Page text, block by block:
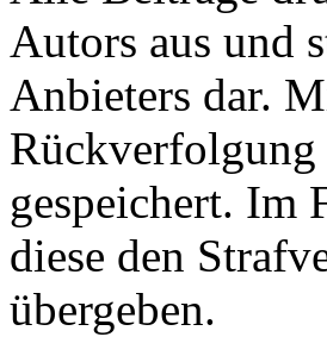
Autors aus und
Anbieters dar.
Rückverfolgung
gespeichert. Im
diese den
übergeben.